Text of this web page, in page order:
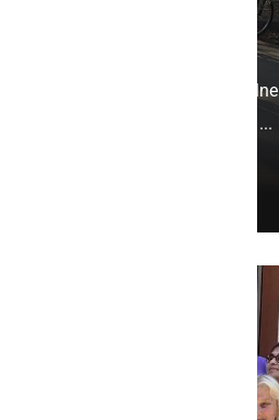
Dogodek je tudi letos privabil številne
ljubitelje kolesarjenja, ki so na treh ...